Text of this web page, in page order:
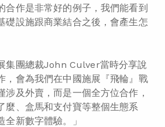
合作是非常好的例子，我們能看到
礎設施跟商業結合之後，會產生怎
集團總裁John Culver當時分享說
，會為我們在中國施展『飛輪』戰
涉及外賣，而是一個全方位合作，
麼、盒馬和支付寶等整個生態系
新數字體驗。」